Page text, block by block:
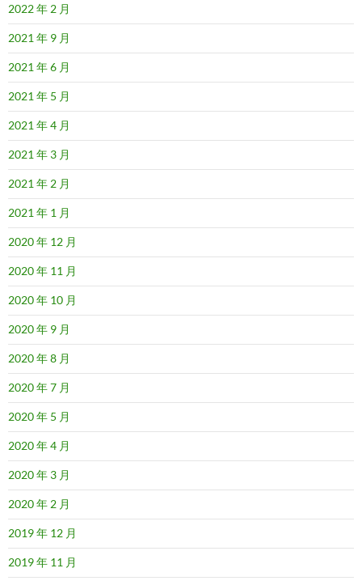
2022 年 2 月
2021 年 9 月
2021 年 6 月
2021 年 5 月
2021 年 4 月
2021 年 3 月
2021 年 2 月
2021 年 1 月
2020 年 12 月
2020 年 11 月
2020 年 10 月
2020 年 9 月
2020 年 8 月
2020 年 7 月
2020 年 5 月
2020 年 4 月
2020 年 3 月
2020 年 2 月
2019 年 12 月
2019 年 11 月